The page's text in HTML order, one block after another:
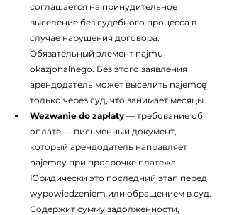
соглашается на принудительное
выселение без судебного процесса в
случае нарушения договора.
Обязательный элемент najmu
okazjonalnego. Без этого заявления
арендодатель может выселить najemcę
только через суд, что занимает месяцы.
Wezwanie do zapłaty — требование об
оплате — письменный документ,
который арендодатель направляет
najemcy при просрочке платежа.
Юридически это последний этап перед
wypowiedzeniem или обращением в суд.
Содержит сумму задолженности,